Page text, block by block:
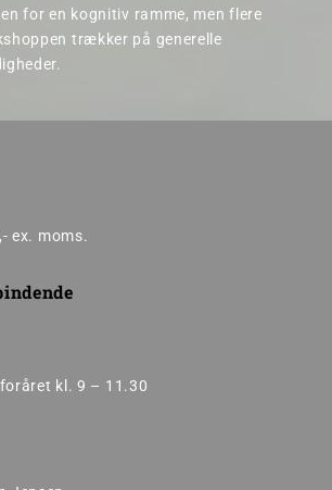
for en kognitiv ramme, men flere
trækker på generelle
ex. moms.
kl. 9 – 11.30